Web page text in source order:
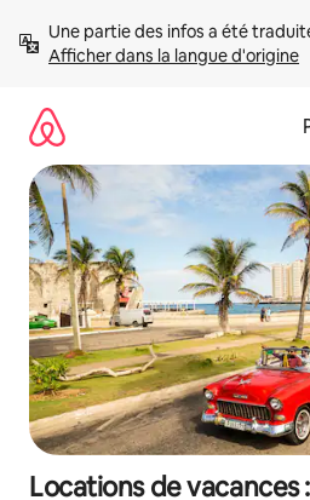
directement
Afficher dans la langue d'origine
Locations de vacances